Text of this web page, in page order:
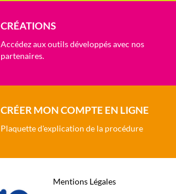
CRÉATIONS
Accédez aux outils développés avec nos
partenaires.
CRÉER MON COMPTE EN LIGNE
Plaquette d'explication de la procédure
Mentions Légales